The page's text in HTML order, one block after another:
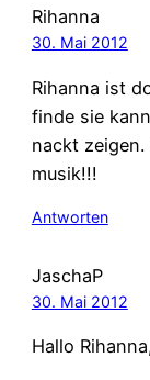
Rihanna
30. Mai 2012
Rihanna ist
finde sie
nackt
musik!!!
Antworten
JaschaP
30. Mai 2012
Hallo